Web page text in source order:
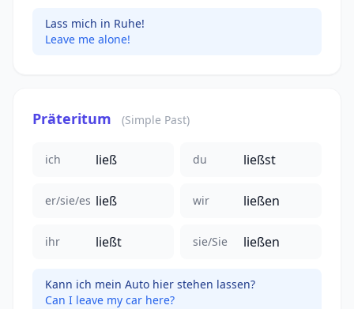
Lass mich in Ruhe!
Leave me alone!
Präteritum (Simple Past)
ich ließ du ließst
er/sie/es ließ wir ließen
ihr ließt sie/Sie ließen
Kann ich mein Auto hier stehen lassen?
Can I leave my car here?